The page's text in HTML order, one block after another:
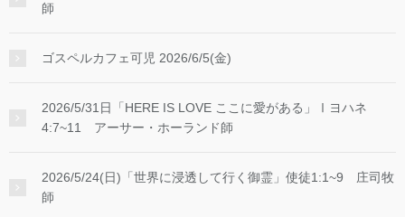
師
ゴスペルカフェ可児 2026/6/5(金)
2026/5/31日「HERE IS LOVE ここに愛がある」Ⅰヨハネ
4:7~11 アーサー・ホーランド師
2026/5/24(日)「世界に浸透して行く御霊」使徒1:1~9 庄司牧
師